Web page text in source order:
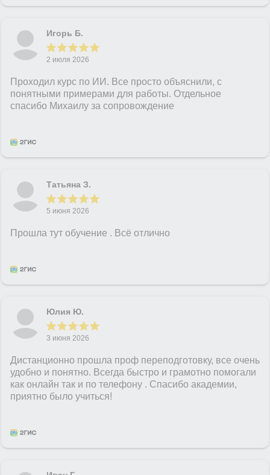
Игорь Б.
2 июля 2026
Проходил курс по ИИ. Все просто объяснили, с
понятными примерами для работы. Отдельное
спасибо Михаилу за сопровождение
Татьяна З.
5 июня 2026
Прошла тут обучение . Всё отлично
Юлия Ю.
3 июня 2026
Дистанционно прошла проф переподготовку, все очень
удобно и понятно. Всегда быстро и грамотно помогали
как онлайн так и по телефону . Спасибо академии,
приятно было учиться!